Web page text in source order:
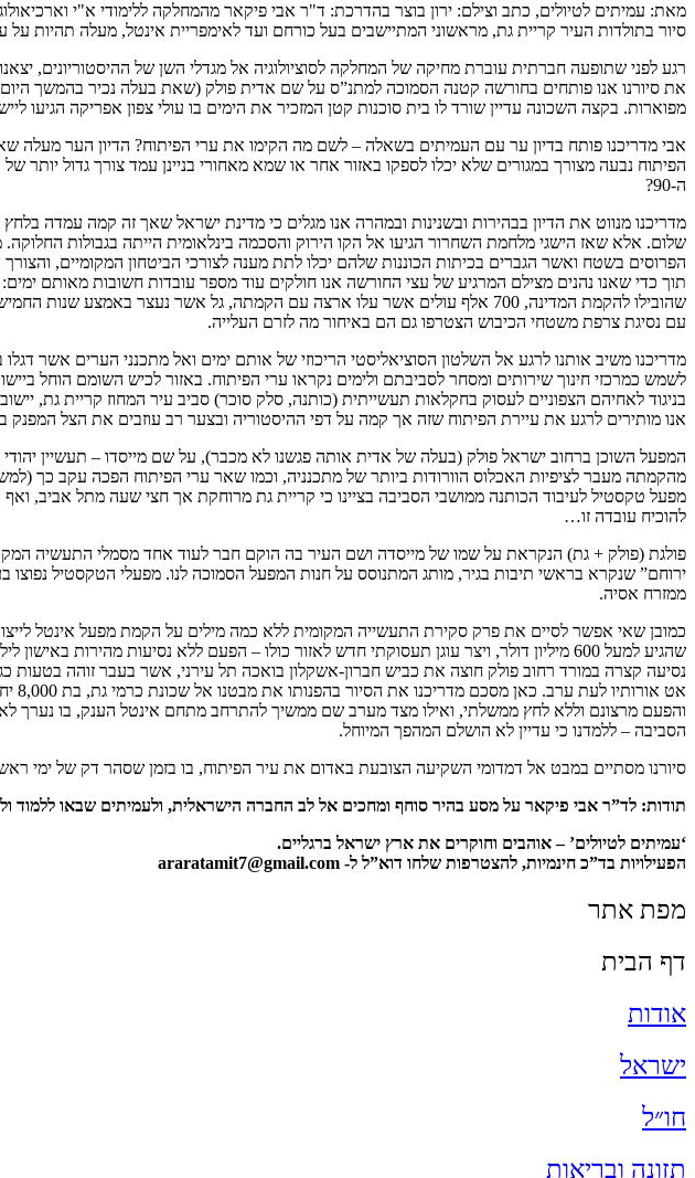
מאת: עמיתים לטיולים, כתב וצילם: ירון בוצר בהדרכת: ד"ר אבי פיקאר מהמחלקה ללימודי א"י
סיור בתולדות העיר קריית גת, מראשוני המתיישבים בעל כורחם ועד לאימפריית אינטל, מעלה תהיות על
רגע לפני שתופעה חברתית עוברת מחיקה של המחלקה לסוציולוגיה אל מגדלי השן של ההיסטוריונים,
את סיורנו אנו פותחים בחורשה קטנה הסמוכה למתנ”ס על שם אדית פולק (שאת בעלה נכיר בהמשך
מפוארות. בקצה השכונה עדיין שורד לו בית סוכנות קטן המזכיר את הימים בו עולי צפון אפריקה הגיעו
אבי מדריכנו פותח בדיון ער עם העמיתים בשאלה – לשם מה הקימו את ערי הפיתוח? הדיון הער מעלה
הפיתוח נבעה מצורך במגורים שלא יכלו לספקו באזור אחר או שמא מאחורי בניינן עמד צורך גדול יותר
ה-90?
מדריכנו מנווט את הדיון בבהירות ובשנינות ובמהרה אנו מגלים כי מדינת ישראל שאך זה קמה עמדה
שלום. אלא שאז הישגי מלחמת השחרור הגיעו אל הקו הירוק והסכמה בינלאומית הייתה בגבולות
הפרוסים בשטח ואשר הגברים בכיתות הכוננות שלהם יכלו לתת מענה לצורכי הביטחון המקומיים,
שהובילו להקמת המדינה, 700 אלף עולים אשר עלו ארצה עם הקמתה, גל אשר נעצר
עם נסיגת צרפת משטחי הכיבוש הצטרפו גם הם באיחור מה לזרם העלייה.
מדריכנו משיב אותנו לרגע אל השלטון הסוציאליסטי הריכוזי של אותם ימים ואל מתכנני הערים אשר
לשמש כמרכזי חינוך שירותים ומסחר לסביבתם ולימים נקראו ערי הפיתוח. באזור לכיש השומם הוחל
בניגוד לאחיהם הצפוניים לעסוק בחקלאות תעשייתית (כותנה, סלק סוכר) סביב עיר המחוז קריית גת,
אנו מותירים לרגע את עיירת הפיתוח שזה אך קמה על דפי ההיסטוריה ובצער רב עוזבים את הצל
מהקמתה מעבר לציפיות האכלוס הוורודות ביותר של מתכנניה, וכמו שאר ערי הפיתוח הפכה עקב
מפעל טקסטיל לעיבוד הכותנה ממושבי הסביבה בציינו כי קריית גת מרוחקת אך חצי שעה מתל אביב,
להוכיח עובדה זו…
פולגת (פולק + גת) הנקראת על שמו של מייסדה ושם העיר בה הוקם חבר לעוד אחד מסמלי התעשיה
ממזרח אסיה.
שהגיע למעל 600 מיליון דולר, ויצר עוגן תעסוקתי חדש לאזור כולו – הפעם ללא נסיעות מהירות באישון ליל…
נסיעה קצרה במורד רחוב פולק חוצה את כביש חברון-אשקלון בואכה תל עירני, אשר בעבר זוהה
אט
והפעם מרצונם וללא לחץ ממשלתי, ואילו מצד מערב שם ממשיך להתרחב מתחם אינטל הענק, בו נערך
הסביבה – ללמדנו כי עדיין לא הושלם המהפך המיוחל.
סיורנו מסתיים במבט אל דמדומי השקיעה הצובעת באדום את עיר הפיתוח, בו בזמן שסהר דק של
תודות: לד”ר אבי פיקאר על מסע בהיר סוחף ומחכים אל לב החברה הישראלית, ולעמיתים שבאו ללמוד
‘עמיתים לטיולים’ – אוהבים וחוקרים את ארץ ישראל ברגליים.
הפעילויות בד”כ חינמיות, להצטרפות שלחו דוא”ל ל- araratamit7@gmail.com
מפת אתר
דף הבית
אודות
ישראל
חו״ל
תזונה ובריאות